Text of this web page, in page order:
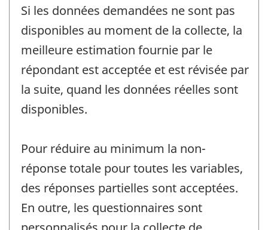
Si les données demandées ne sont pas
disponibles au moment de la collecte, la
meilleure estimation fournie par le
répondant est acceptée et est révisée par
la suite, quand les données réelles sont
disponibles.
Pour réduire au minimum la non-
réponse totale pour toutes les variables,
des réponses partielles sont acceptées.
En outre, les questionnaires sont